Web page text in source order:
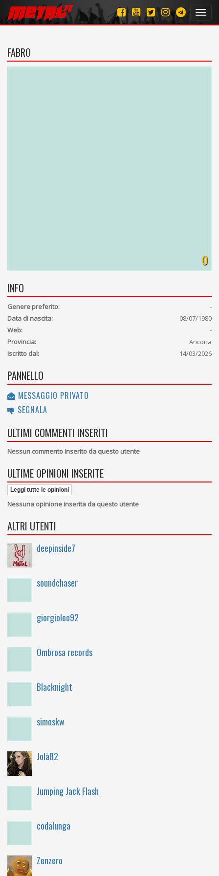
FABRO
0
INFO
Genere preferito:
-
Data di nascita:
08/07/1980
Web:
-
Provincia:
Ancona
Iscritto dal:
14/03/2026
PANNELLO
MESSAGGIO PRIVATO
SEGNALA
ULTIMI COMMENTI INSERITI
Nessun commento inserito da questo utente
ULTIME OPINIONI INSERITE
Leggi tutte le opinioni
Nessuna opinione inserita da questo utente
ALTRI UTENTI
deepinside7
soundchaser
giorgioleo92
Ombrosa records
Blacknight
simoskw
Jolà82
Jumping Jack Flash
codalunga
Zenzero